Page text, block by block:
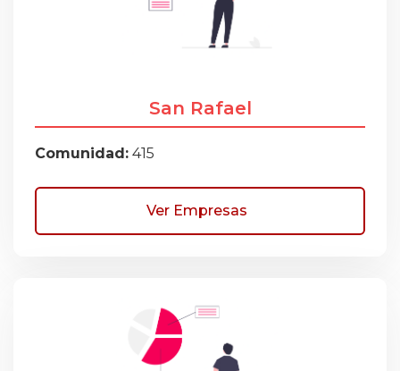
San Rafael
Comunidad: 415
Ver Empresas